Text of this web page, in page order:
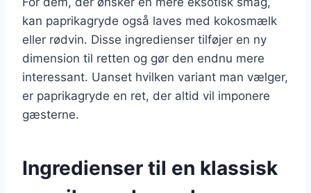
kan paprikagryde også laves med kokosmælk
eller rødvin. Disse ingredienser tilføjer en ny
dimension til retten og gør den endnu mere
interessant. Uanset hvilken variant man vælger,
er paprikagryde en ret, der altid vil imponere
gæsterne.
Ingredienser til en klassisk